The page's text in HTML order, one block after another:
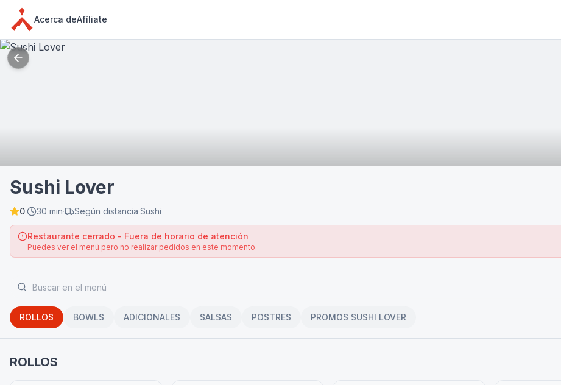
Acerca deAfíliate
Sushi Lover
0· 30 min· Según distancia·Sushi
Restaurante cerrado - Fuera de horario de atención
Puedes ver el menú pero no realizar pedidos en este momento.
ROLLOS BOWLS ADICIONALES SALSAS POSTRES PROMOS SUSHI LOVER
ROLLOS